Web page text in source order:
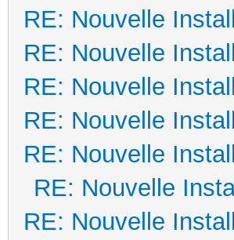
RE: Nouvelle
RE: Nouvelle
RE: Nouvelle
RE: Nouvelle
RE: Nouvelle
RE: Nouvelle
RE: Nouvelle